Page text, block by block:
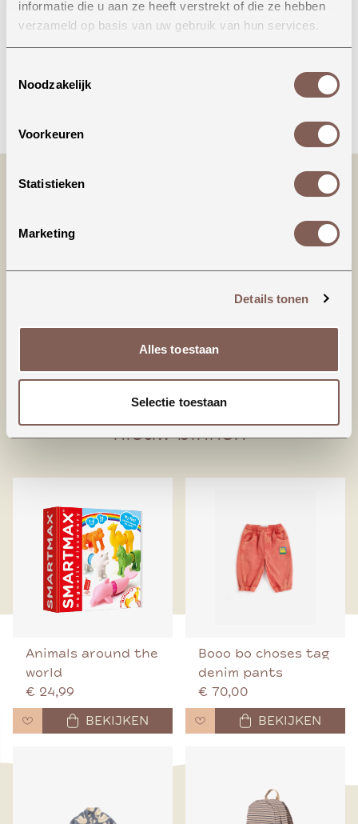
informatie die u aan ze heeft verstrekt of die ze hebben
verzameld op basis van uw gebruik van hun services.
Noodzakelijk
Voorkeuren
Statistieken
Marketing
Details tonen
Alles toestaan
Selectie toestaan
Onze winkel in Uden
Bekijk openingstijden
Productinformatie
95% Biologisch katoen
5% Elastaan
nieuw binnen
Animals around the
world
€ 24,99
BEKIJKEN
Booo bo choses tag
denim pants
€ 70,00
BEKIJKEN